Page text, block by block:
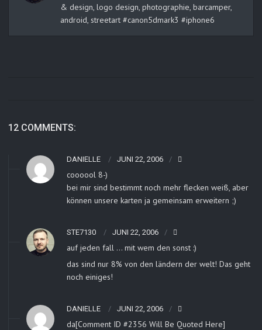
& design, logo design, photographie, barcamper,
android, streetart #canon5dmark3 #iphone6
12 COMMENTS:
DANIELLE JUNI 22, 2006
coooool 8-)
bei mir sind bestimmt noch mehr flecken weiß, aber
können unsere karten ja gemeinsam erweitern ;)
STE7130 JUNI 22, 2006
auf jeden fall … mit wem den sonst :)
das sind nur 8% von den ländern der welt! Das geht
noch einiges!
DANIELLE JUNI 22, 2006
da[Comment ID #2356 Will Be Quoted Here]